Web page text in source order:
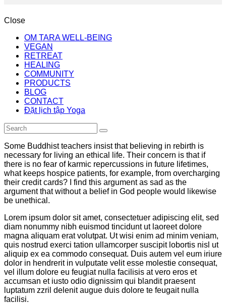
Close
OM TARA WELL-BEING
VEGAN
RETREAT
HEALING
COMMUNITY
PRODUCTS
BLOG
CONTACT
Đặt lịch tập Yoga
Some Buddhist teachers insist that believing in rebirth is
necessary for living an ethical life. Their concern is that if
there is no fear of karmic repercussions in future lifetimes,
what keeps hospice patients, for example, from overcharging
their credit cards? I find this argument as sad as the
argument that without a belief in God people would likewise
be unethical.
Lorem ipsum dolor sit amet, consectetuer adipiscing elit, sed
diam nonummy nibh euismod tincidunt ut laoreet dolore
magna aliquam erat volutpat. Ut wisi enim ad minim veniam,
quis nostrud exerci tation ullamcorper suscipit lobortis nisl ut
aliquip ex ea commodo consequat. Duis autem vel eum iriure
dolor in hendrerit in vulputate velit esse molestie consequat,
vel illum dolore eu feugiat nulla facilisis at vero eros et
accumsan et iusto odio dignissim qui blandit praesent
luptatum zzril delenit augue duis dolore te feugait nulla
facilisi.